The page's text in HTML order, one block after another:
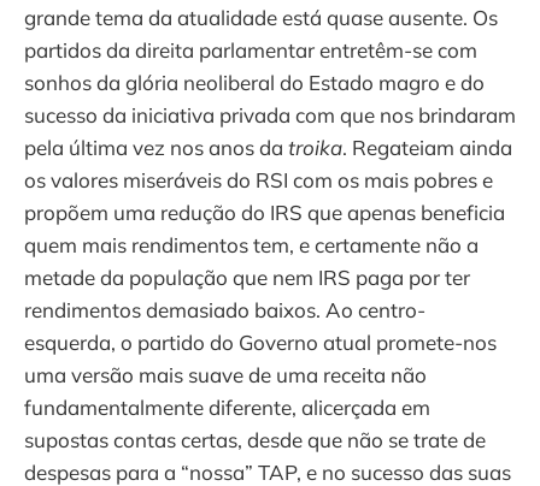
grande tema da atualidade está quase ausente. Os
partidos da direita parlamentar entretêm-se com
sonhos da glória neoliberal do Estado magro e do
sucesso da iniciativa privada com que nos brindaram
pela última vez nos anos da troika. Regateiam ainda
os valores miseráveis do RSI com os mais pobres e
propõem uma redução do IRS que apenas beneficia
quem mais rendimentos tem, e certamente não a
metade da população que nem IRS paga por ter
rendimentos demasiado baixos. Ao centro-
esquerda, o partido do Governo atual promete-nos
uma versão mais suave de uma receita não
fundamentalmente diferente, alicerçada em
supostas contas certas, desde que não se trate de
despesas para a “nossa” TAP, e no sucesso das suas